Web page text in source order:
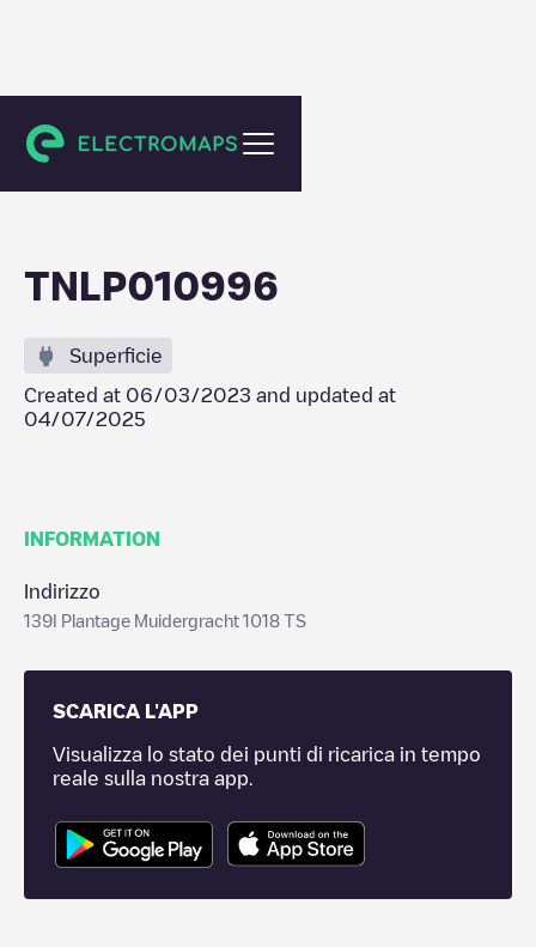
Amsterdam
TNLP010996
Superficie
Created at 06/03/2023 and updated at
04/07/2025
INFORMATION
Indirizzo
139I Plantage Muidergracht 1018 TS
SCARICA L'APP
Visualizza lo stato dei punti di ricarica in tempo
reale sulla nostra app.